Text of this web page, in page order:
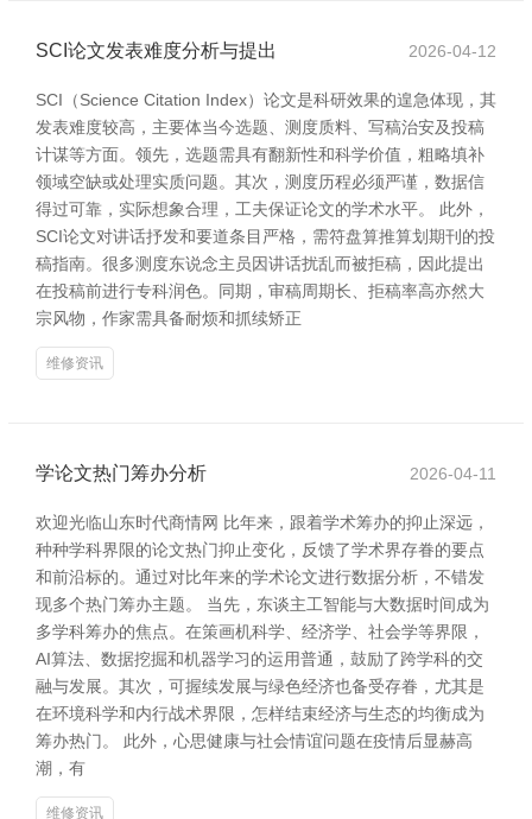
SCI论文发表难度分析与提出 2026-04-12
SCI（Science Citation Index）论文是科研效果的遑急体现，其
发表难度较高，主要体当今选题、测度质料、写稿治安及投稿
计谋等方面。领先，选题需具有翻新性和科学价值，粗略填补
领域空缺或处理实质问题。其次，测度历程必须严谨，数据信
得过可靠，实际想象合理，工夫保证论文的学术水平。 此外，
SCI论文对讲话抒发和要道条目严格，需符盘算推算划期刊的投
稿指南。很多测度东说念主员因讲话扰乱而被拒稿，因此提出
在投稿前进行专科润色。同期，审稿周期长、拒稿率高亦然大
宗风物，作家需具备耐烦和抓续矫正
维修资讯
学论文热门筹办分析 2026-04-11
欢迎光临山东时代商情网 比年来，跟着学术筹办的抑止深远，
种种学科界限的论文热门抑止变化，反馈了学术界存眷的要点
和前沿标的。通过对比年来的学术论文进行数据分析，不错发
现多个热门筹办主题。 当先，东谈主工智能与大数据时间成为
多学科筹办的焦点。在策画机科学、经济学、社会学等界限，
AI算法、数据挖掘和机器学习的运用普通，鼓励了跨学科的交
融与发展。其次，可握续发展与绿色经济也备受存眷，尤其是
在环境科学和内行战术界限，怎样结束经济与生态的均衡成为
筹办热门。 此外，心思健康与社会情谊问题在疫情后显赫高
潮，有
维修资讯